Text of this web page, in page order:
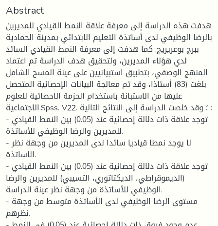
Abstract
هدفت هذه الدراسة إلى معرفة علاقة النمط القيادي للمديرين
بالرضا الوظيفي لدى أساتذة التعليم الابتدائي بمدينة الحمادية
ببرج بوعريريج. كما هدفت إلى معرفة النمط القيادي السائد
لدي هؤلاء المديرين، ولتحقيق هدف الدراسة تم اعتماد
المنهج الوصفي، بتطبيق استبيانيين على عينة المسح الشامل
بلغت (83) أستاذا، وقد تم معالجة البيانات الإحصائية المتحصل
عليها من الاستبانة باستخدام الحزمة الاحصائية للعلوم
الاجتماعية.Spss. V22. ؛ وقد خلصت الدراسة إلى النتائج التالية :
- توجد علاقة ذات دلالة إحصائية عند (0.05) بين النمط القيادي
للمديرين والرضا الوظيفي للأساتذة.
- لا يوجد نمطا قياديا سائدا لدى المديرين من وجهة نظر
الاساتذة.
- توجد علاقة ذات دلالة إحصائية عند (0.05) بين النمط القيادي
(الديموقراطي، الديكتاتوري، التسيبي) للمديرين والرضا
الوظيفي للأساتذة من وجهة نظر عينة الدراسة.
- مستوى الرضا الوظيفي لدى الأساتذة متوسط من وجهة
نظرهم.